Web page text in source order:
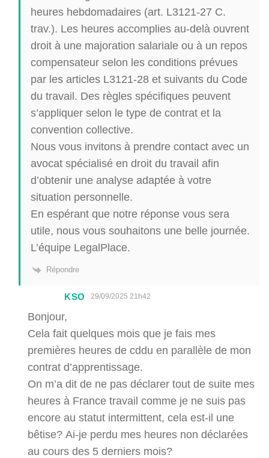
heures hebdomadaires (art. L3121-27 C.
trav.). Les heures accomplies au-delà ouvrent
droit à une majoration salariale ou à un repos
compensateur selon les conditions prévues
par les articles L3121-28 et suivants du Code
du travail. Des règles spécifiques peuvent
s’appliquer selon le type de contrat et la
convention collective.
Nous vous invitons à prendre contact avec un
avocat spécialisé en droit du travail afin
d’obtenir une analyse adaptée à votre
situation personnelle.
En espérant que notre réponse vous sera
utile, nous vous souhaitons une belle journée.
L’équipe LegalPlace.
Répondre
KSO 29/09/2025 21h42
Bonjour,
Cela fait quelques mois que je fais mes
premières heures de cddu en parallèle de mon
contrat d’apprentissage.
On m’a dit de ne pas déclarer tout de suite mes
heures à France travail comme je ne suis pas
encore au statut intermittent, cela est-il une
bêtise? Ai-je perdu mes heures non déclarées
au cours des 5 derniers mois?